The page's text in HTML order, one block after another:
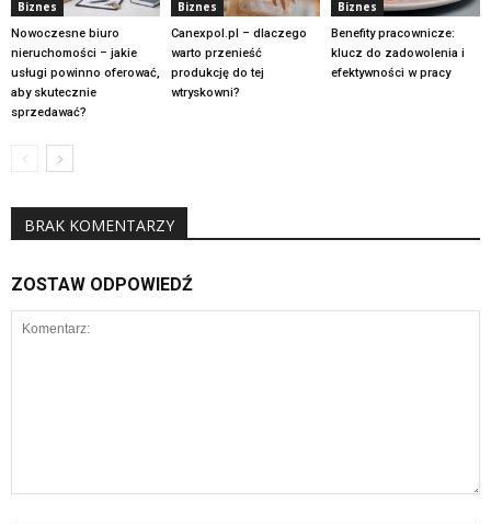
Biznes
Nowoczesne biuro
nieruchomości – jakie
usługi powinno oferować,
aby skutecznie
sprzedawać?
Biznes
Canexpol.pl – dlaczego
warto przenieść
produkcję do tej
wtryskowni?
Biznes
Benefity pracownicze:
klucz do zadowolenia i
efektywności w pracy
BRAK KOMENTARZY
ZOSTAW ODPOWIEDŹ